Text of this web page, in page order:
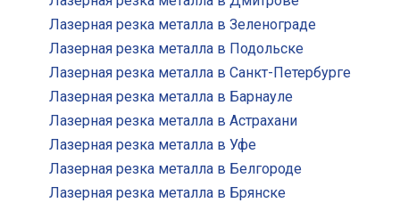
Лазерная резка металла в Зеленограде
Лазерная резка металла в Подольске
Лазерная резка металла в Санкт-Петербурге
Лазерная резка металла в Барнауле
Лазерная резка металла в Астрахани
Лазерная резка металла в Уфе
Лазерная резка металла в Белгороде
Лазерная резка металла в Брянске